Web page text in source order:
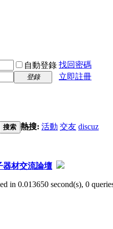
自動登錄 找回密碼
登錄
立即註冊
搜索 熱搜: 活動 交友 discuz
器材交流論壇
in 0.013650 second(s), 0